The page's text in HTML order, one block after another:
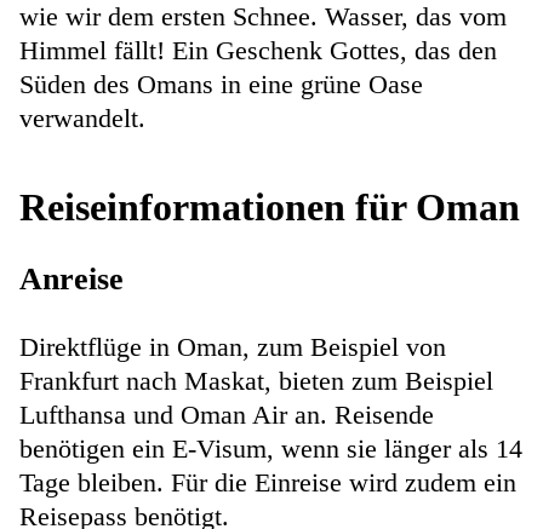
wie wir dem ersten Schnee. Wasser, das vom
Himmel fällt! Ein Geschenk Gottes, das den
Süden des Omans in eine grüne Oase
verwandelt.
Reiseinformationen für Oman
Anreise
Direktflüge in Oman, zum Beispiel von
Frankfurt nach Maskat, bieten zum Beispiel
Lufthansa und Oman Air an. Reisende
benötigen ein E-Visum, wenn sie länger als 14
Tage bleiben. Für die Einreise wird zudem ein
Reisepass benötigt.